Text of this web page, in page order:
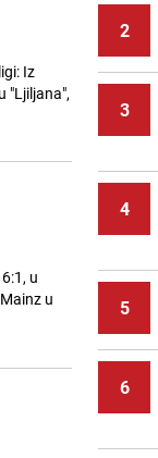
Iz
"Ljiljana",
u
u
2
3
4
5
6